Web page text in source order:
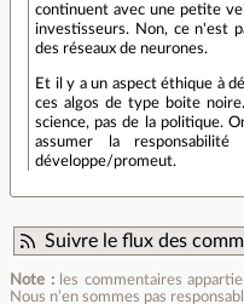
continuent avec une petite
investisseurs. Non, ce n'est
des réseaux de neurones.
Et il y a un aspect éthique à
ces algos de type boite
science, pas de la politique.
assumer la
développe/promeut.
Suivre le flux des
Note :les commentaires
Nous n’en sommes pas